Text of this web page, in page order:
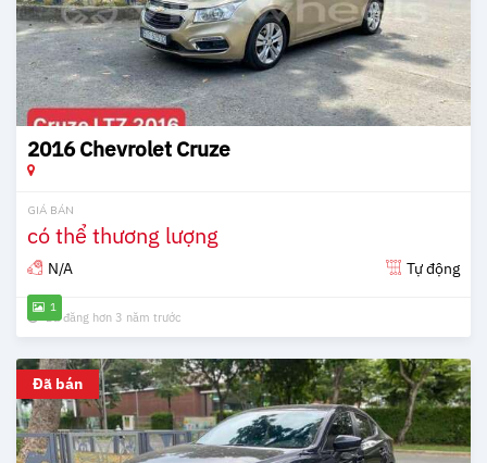
1
2016 Chevrolet Cruze
GIÁ BÁN
có thể thương lượng
N/A Tự động
Đã đăng hơn 3 năm trước
Đã bán